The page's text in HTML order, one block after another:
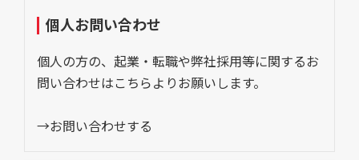
個人お問い合わせ
個人の方の、起業・転職や弊社採用等に関するお
問い合わせはこちらよりお願いします。
→お問い合わせする